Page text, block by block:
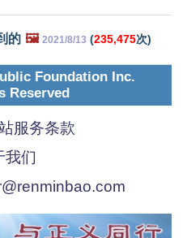
的 🖼️ 2021/8/13 (235,475次)
Foundation Inc.
Reserved
服务条款
我们